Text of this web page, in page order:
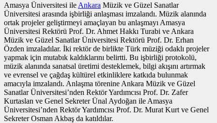
Amasya Üniversitesi ile Ankara Müzik ve Güzel Sanatlar
Üniversitesi arasında işbirliği anlaşması imzalandı. Müzik alanında
ortak projeler geliştirmeyi amaçlayan bu anlaşmayı Amasya
Üniversitesi Rektörü Prof. Dr. Ahmet Hakkı Turabi ve Ankara
Müzik ve Güzel Sanatlar Üniversitesi Rektörü Prof. Dr. Erhan
Özden imzaladılar. İki rektör de birlikte Türk müziği odaklı projeler
yapmak için mutabık kaldıklarını belirtti. Bu işbirliği protokolü,
müzik alanında sanatsal üretimi desteklemek, bilgi akışını artırmak
ve evrensel ve çağdaş kültürel etkinliklere katkıda bulunmak
amacıyla imzalandı. Anlaşma törenine Ankara Müzik ve Güzel
Sanatlar Üniversitesi’nden Rektör Yardımcısı Prof. Dr. Zafer
Kurtaslan ve Genel Sekreter Ünal Aydoğan ile Amasya
Üniversitesi’nden Rektör Yardımcısı Prof. Dr. Murat Kurt ve Genel
Sekreter Osman Akbaş da katıldılar.